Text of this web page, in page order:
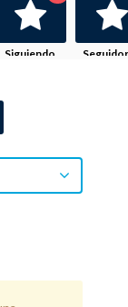
Siguiendo